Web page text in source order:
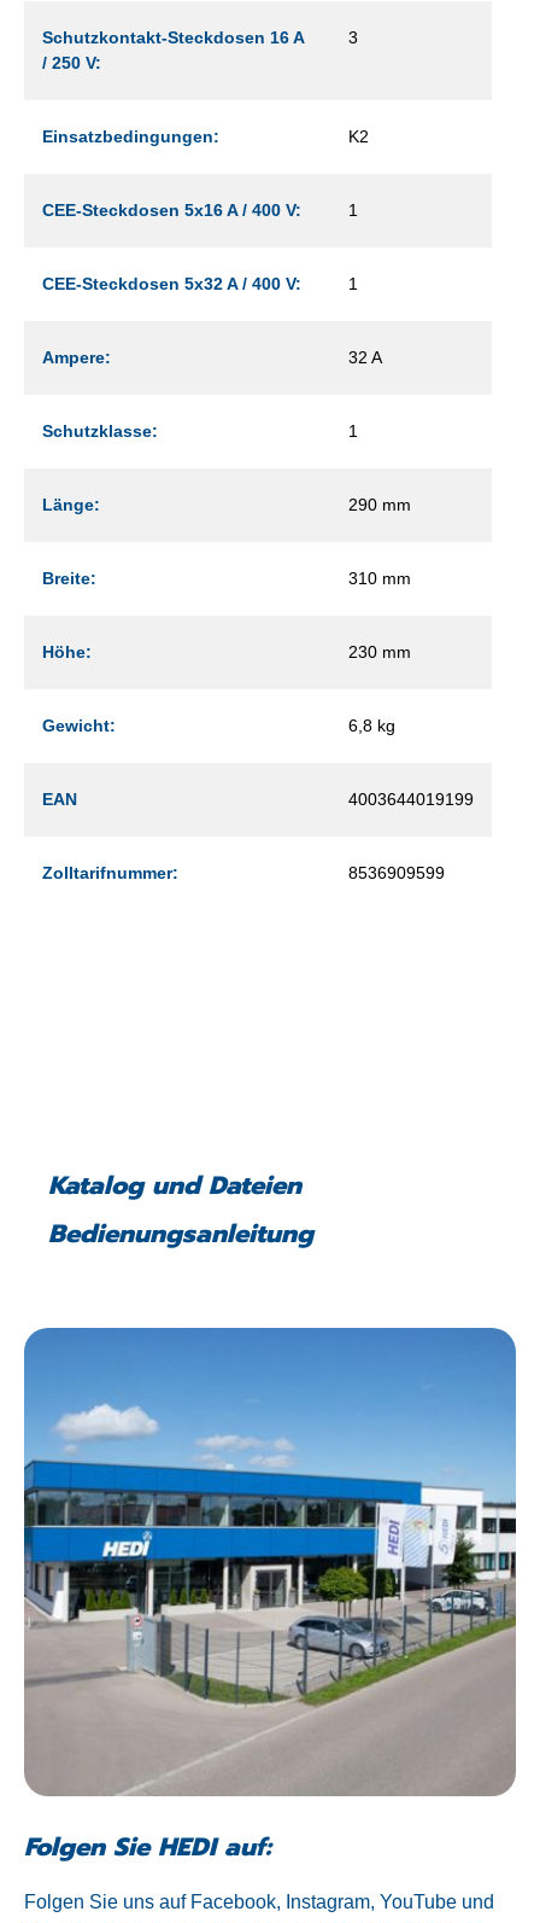
Schutzkontakt-Steckdosen 16 A
/ 250 V:
3
Einsatzbedingungen: K2
CEE-Steckdosen 5x16 A / 400 V: 1
CEE-Steckdosen 5x32 A / 400 V: 1
Ampere: 32 A
Schutzklasse: 1
Länge: 290 mm
Breite: 310 mm
Höhe: 230 mm
Gewicht: 6,8 kg
EAN 4003644019199
Zolltarifnummer: 8536909599
Katalog und Dateien
Bedienungsanleitung
Folgen Sie HEDI auf:
Folgen Sie uns auf Facebook, Instagram, YouTube und